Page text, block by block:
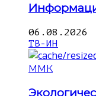
06.08.2026
ТВ-ИН
ММК